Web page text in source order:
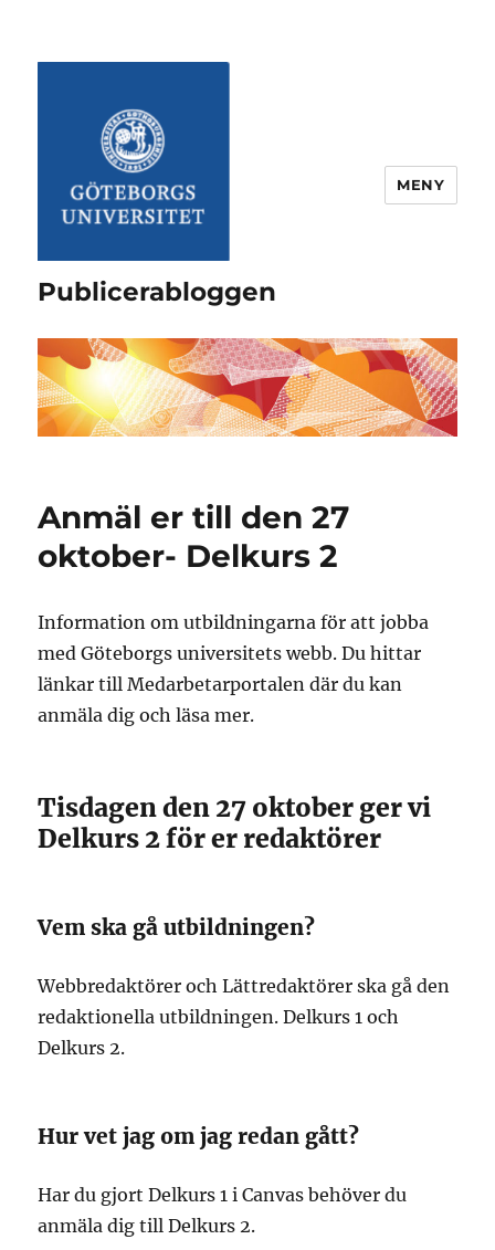
Publicerabloggen
MENY
Anmäl er till den 27
oktober- Delkurs 2
Information om utbildningarna för att jobba
med Göteborgs universitets webb. Du hittar
länkar till Medarbetarportalen där du kan
anmäla dig och läsa mer.
Tisdagen den 27 oktober ger vi
Delkurs 2 för er redaktörer
Vem ska gå utbildningen?
Webbredaktörer och Lättredaktörer ska gå den
redaktionella utbildningen. Delkurs 1 och
Delkurs 2.
Hur vet jag om jag redan gått?
Har du gjort Delkurs 1 i Canvas behöver du
anmäla dig till Delkurs 2.